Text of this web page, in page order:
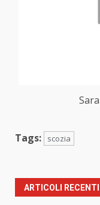
Tags: scozia
ARTICOLI RECENTI